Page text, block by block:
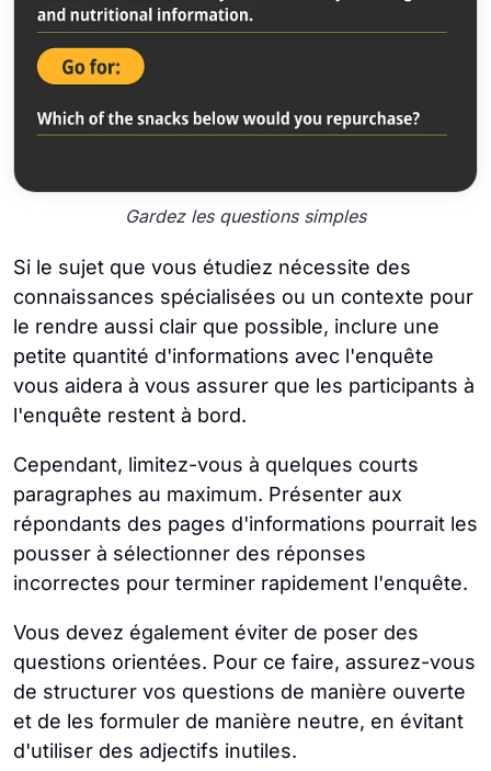
Gardez les questions simples
Si le sujet que vous étudiez nécessite des
connaissances spécialisées ou un contexte pour
le rendre aussi clair que possible, inclure une
petite quantité d'informations avec l'enquête
vous aidera à vous assurer que les participants à
l'enquête restent à bord.
Cependant, limitez-vous à quelques courts
paragraphes au maximum. Présenter aux
répondants des pages d'informations pourrait les
pousser à sélectionner des réponses
incorrectes pour terminer rapidement l'enquête.
Vous devez également éviter de poser des
questions orientées. Pour ce faire, assurez-vous
de structurer vos questions de manière ouverte
et de les formuler de manière neutre, en évitant
d'utiliser des adjectifs inutiles.